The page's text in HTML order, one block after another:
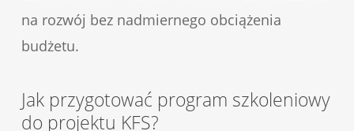
na rozwój bez nadmiernego obciążenia
budżetu.
Jak przygotować program szkoleniowy
do projektu KFS?